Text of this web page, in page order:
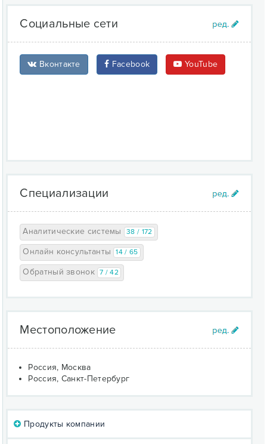
Социальные сети
Вконтакте Facebook YouTube
Специализации
Аналитические системы 38 / 172
Онлайн консультанты 14 / 65
Обратный звонок 7 / 42
Местоположение
Россия, Москва
Россия, Санкт-Петербург
Продукты компании